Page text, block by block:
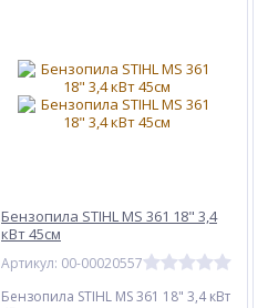
Бензопила STIHL MS 361 18" 3,4
кВт 45см
Артикул: 00-00020557
Бензопила STIHL MS 361 18" 3,4 кВт